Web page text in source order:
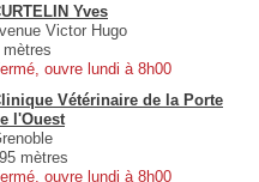
Yves
Victor Hugo
mètres
ouvre lundi à 8h00
Vétérinaire de la Porte
l'Ouest
mètres
ouvre lundi à 8h00